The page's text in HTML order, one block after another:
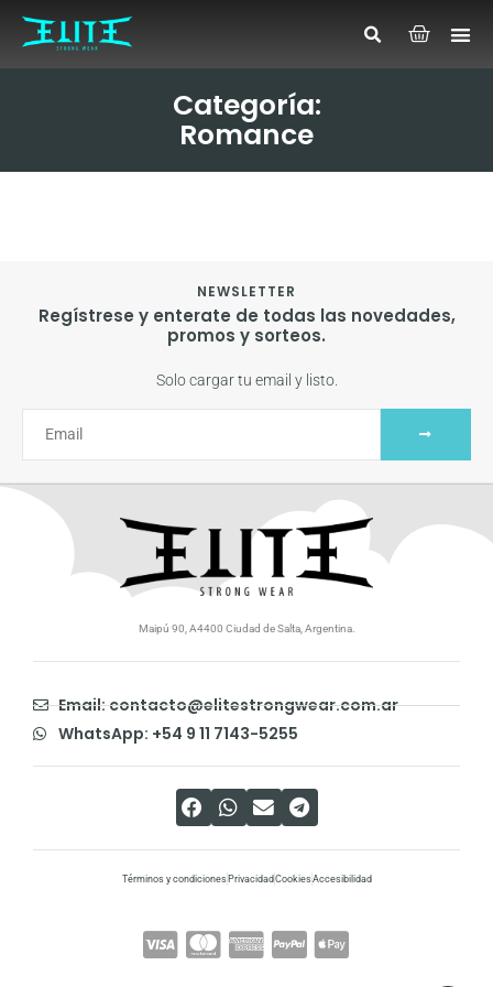
Categoría:
Romance
NEWSLETTER
Regístrese y enterate de todas las novedades,
promos y sorteos.
Solo cargar tu email y listo.
Maipú 90, A4400 Ciudad de Salta, Argentina.
Email: contacto@elitestrongwear.com.ar
WhatsApp: +54 9 11 7143-5255
Términos y condiciones PrivacidadCookiesAccesibilidad